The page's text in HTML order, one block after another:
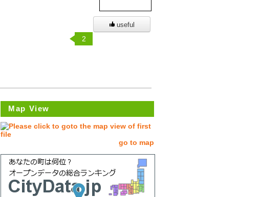
useful
2
Map View
go to map